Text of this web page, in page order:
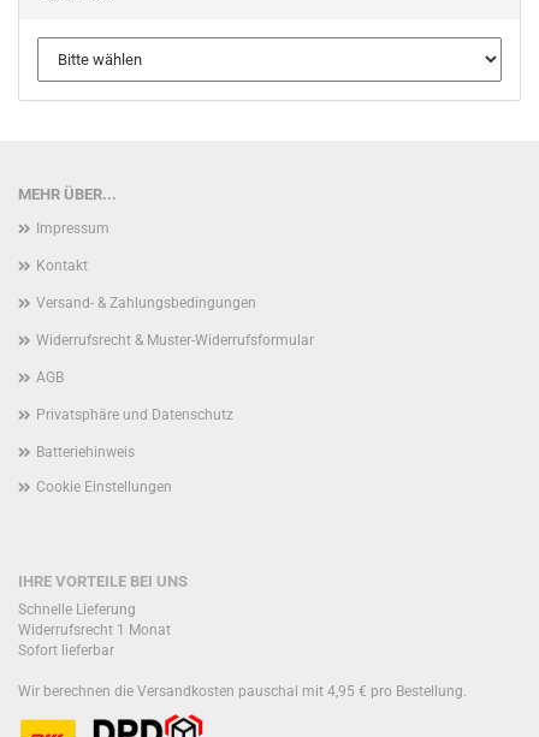
MEHR ÜBER...
Impressum
Kontakt
Versand- & Zahlungsbedingungen
Widerrufsrecht & Muster-Widerrufsformular
AGB
Privatsphäre und Datenschutz
Batteriehinweis
Cookie Einstellungen
IHRE VORTEILE BEI UNS
Schnelle Lieferung
Widerrufsrecht 1 Monat
Sofort lieferbar
Wir berechnen die Versandkosten pauschal mit 4,95 € pro Bestellung.